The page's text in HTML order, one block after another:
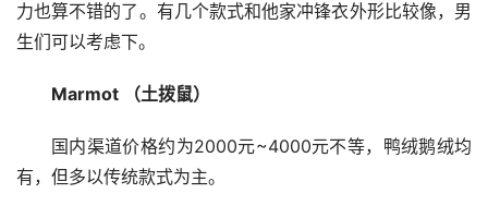
力也算不错的了。有几个款式和他家冲锋衣外形比较像，男
生们可以考虑下。
Marmot （土拨鼠）
国内渠道价格约为2000元~4000元不等，鸭绒鹅绒均
有，但多以传统款式为主。